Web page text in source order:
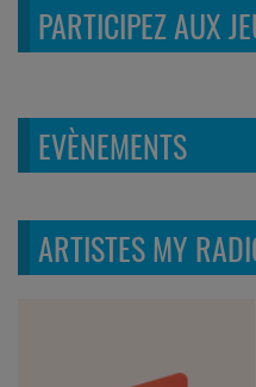
PARTICIPEZ AUX
EVÈNEMENTS
ARTISTES MY